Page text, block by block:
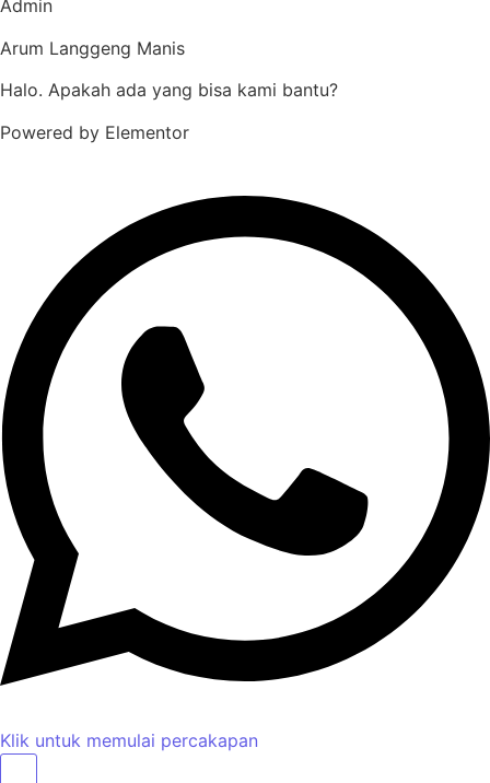
Admin
Arum Langgeng Manis
Halo. Apakah ada yang bisa kami bantu?
Powered by Elementor
Klik untuk memulai percakapan